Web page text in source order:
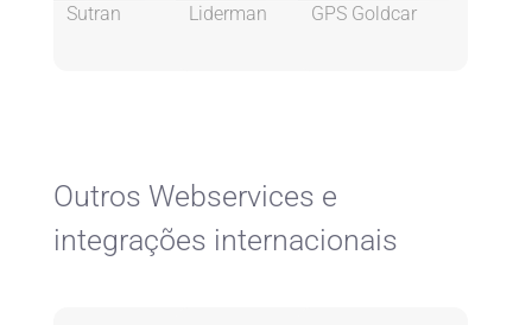
Sutran Liderman GPS Goldcar
Outros Webservices e
integrações internacionais